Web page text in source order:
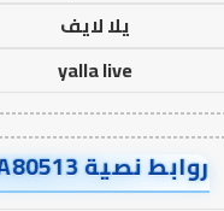
يلا لايف
yalla live
روابط نصية AA80513